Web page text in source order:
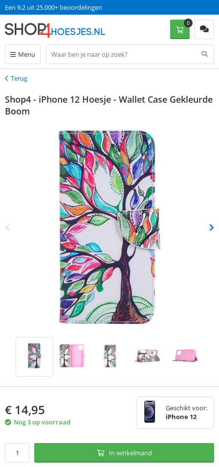
Een 9.2 uit 25.000+ beoordelingen
Menu
0
Terug
Terug
Shop4 - iPhone 12 Hoesje - Wallet Case Gekleurde
Boom
€ 14,95
Nog 3 op voorraad
Geschikt voor:
iPhone 12
In winkelmand